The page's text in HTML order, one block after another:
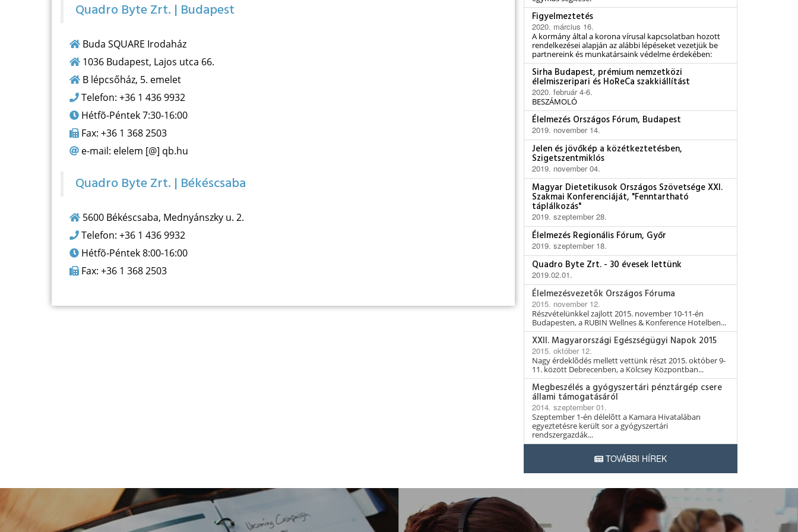
Quadro Byte Zrt. | Budapest
Buda SQUARE Irodaház
1036 Budapest, Lajos utca 66.
B lépcsőház, 5. emelet
Telefon: +36 1 436 9932
Hétfõ-Péntek 7:30-16:00
Fax: +36 1 368 2503
e-mail: elelem [@] qb.hu
Quadro Byte Zrt. | Békéscsaba
5600 Békéscsaba, Mednyánszky u. 2.
Telefon: +36 1 436 9932
Hétfõ-Péntek 8:00-16:00
Fax: +36 1 368 2503
Figyelmeztetés
2020. március 16.
A kormány által a korona vírusal kapcsolatban hozott
rendelkezései alapján az alábbi lépéseket vezetjük be
partnereink és munkatársaink védelme érdekében:
Sirha Budapest, prémium nemzetközi
élelmiszeripari és HoReCa szakkiállítást
2020. február 4-6.
BESZÁMOLÓ
Élelmezés Országos Fórum, Budapest
2019. november 14.
Jelen és jövőkép a közétkeztetésben,
Szigetszentmiklós
2019. november 04.
Magyar Dietetikusok Országos Szövetsége XXI.
Szakmai Konferenciáját, "Fenntartható
táplálkozás"
2019. szeptember 28.
Élelmezés Regionális Fórum, Győr
2019. szeptember 18.
Quadro Byte Zrt. - 30 évesek lettünk
2019.02.01.
Élelmezésvezetõk Országos Fóruma
2015. november 12.
Részvételünkkel zajlott 2015. november 10-11-én
Budapesten, a RUBIN Wellnes & Konference Hotelben...
XXII. Magyarországi Egészségügyi Napok 2015
2015. október 12.
Nagy érdeklõdés mellett vettünk részt 2015. október 9-
11. között Debrecenben, a Kölcsey Központban...
Megbeszélés a gyógyszertári pénztárgép csere
állami támogatásáról
2014. szeptember 01.
Szeptember 1-én délelõtt a Kamara Hivatalában
egyeztetésre került sor a gyógyszertári
rendszergazdák...
TOVÁBBI HÍREK